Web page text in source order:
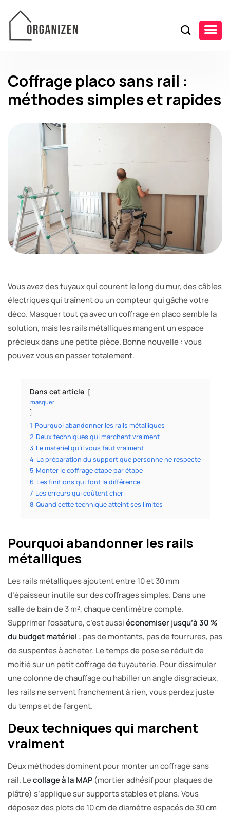
Coffrage placo sans rail :
méthodes simples et rapides
Vous avez des tuyaux qui courent le long du mur, des câbles
électriques qui traînent ou un compteur qui gâche votre
déco. Masquer tout ça avec un coffrage en placo semble la
solution, mais les rails métalliques mangent un espace
précieux dans une petite pièce. Bonne nouvelle : vous
pouvez vous en passer totalement.
Dans cet article
masquer
1 Pourquoi abandonner les rails métalliques
2 Deux techniques qui marchent vraiment
3 Le matériel qu’il vous faut vraiment
4 La préparation du support que personne ne respecte
5 Monter le coffrage étape par étape
6 Les finitions qui font la différence
7 Les erreurs qui coûtent cher
8 Quand cette technique atteint ses limites
Pourquoi abandonner les rails
métalliques
Les rails métalliques ajoutent entre 10 et 30 mm
d’épaisseur inutile sur des coffrages simples. Dans une
salle de bain de 3 m², chaque centimètre compte.
Supprimer l’ossature, c’est aussiéconomiser jusqu’à 30 %
du budget matériel : pas de montants, pas de fourrures, pas
de suspentes à acheter. Le temps de pose se réduit de
moitié sur un petit coffrage de tuyauterie. Pour dissimuler
une colonne de chauffage ou habiller un angle disgracieux,
les rails ne servent franchement à rien, vous perdez juste
du temps et de l’argent.
Deux techniques qui marchent
vraiment
Deux méthodes dominent pour monter un coffrage sans
rail. Lecollage à la MAP (mortier adhésif pour plaques de
plâtre) s’applique sur supports stables et plans. Vous
déposez des plots de 10 cm de diamètre espacés de 30 cm